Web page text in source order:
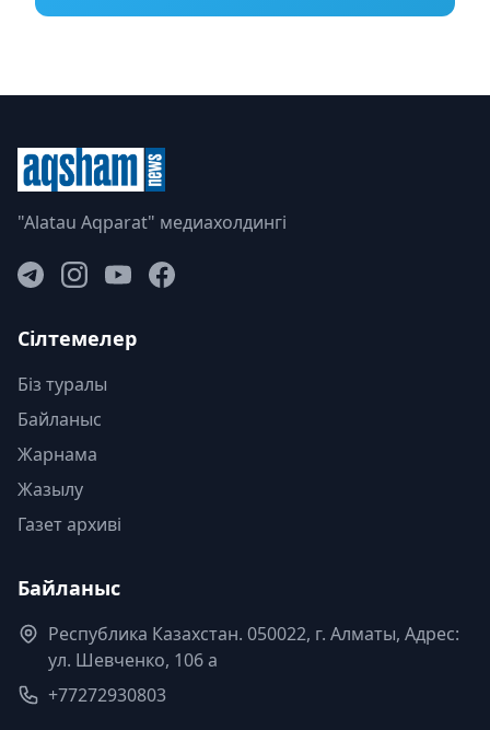
"Alatau Aqparat" медиахолдингі
Сілтемелер
Біз туралы
Байланыс
Жарнама
Жазылу
Газет архиві
Байланыс
Республика Казахстан. 050022, г. Алматы, Адрес:
ул. Шевченко, 106 а
+77272930803